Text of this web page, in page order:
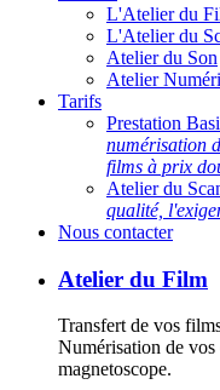
L'Atelier du
L'Atelier du
Atelier du Son
Atelier
Tarifs
Prestation
numérisation
films à prix
Atelier du
qualité,
Nous contacter
Atelier du Film
Transfert de vos
Numérisation de vos
magnetoscope.